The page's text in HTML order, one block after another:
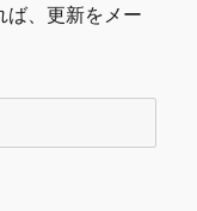
ば、更新をメー